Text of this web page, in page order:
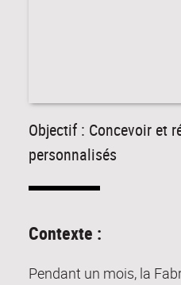
Objectif : Concevoir et
personnalisés
Contexte :
Pendant un mois, la